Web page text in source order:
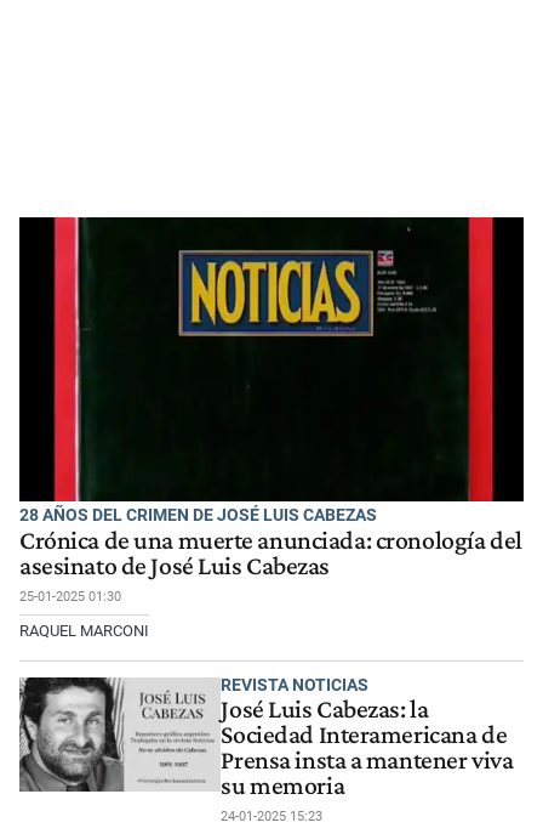
28 AÑOS DEL CRIMEN DE JOSÉ LUIS CABEZAS
Crónica de una muerte anunciada: cronología del
asesinato de José Luis Cabezas
25-01-2025 01:30
RAQUEL MARCONI
REVISTA NOTICIAS
José Luis Cabezas: la
Sociedad Interamericana de
Prensa insta a mantener viva
su memoria
24-01-2025 15:23